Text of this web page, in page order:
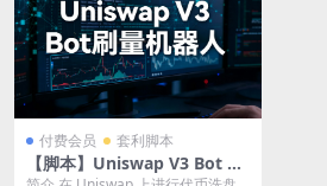
付费会员 套利脚本
【脚本】Uniswap V3 Bot 刷
量机器人｜刷交易量｜画K线